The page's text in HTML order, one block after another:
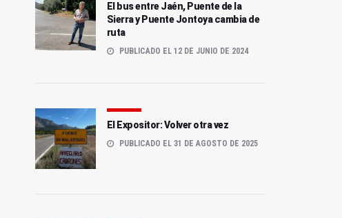
El bus entre Jaén, Puente de la
Sierra y Puente Jontoya cambia de
ruta
PUBLICADO EL 12 DE JUNIO DE 2024
El Expositor: Volver otra vez
PUBLICADO EL 31 DE AGOSTO DE 2025